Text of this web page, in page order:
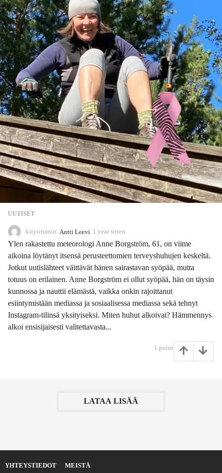
UUTISET
kirjoittanut Antti Leevi 1 year sitten
1
m
o
n
t
s
i
Ylen rakastettu meteorologi Anne Borgström, 61, on viime
aikoina löytänyt itsensä perusteettomien terveyshuhujen keskeltä.
Jotkut uutislähteet väittävät hänen sairastavan syöpää, mutta
totuus on erilainen. Anne Borgström ei ollut syöpää, hän on täysin
kunnossa ja nauttii elämästä, vaikka onkin rajoittanut
esiintymistään mediassa ja sosiaalisessa mediassa sekä tehnyt
Instagram-tilinsä yksityiseksi. Miten huhut alkoivat? Hämmennys
alkoi ensisijaisesti valitettavasta...
1 point
LATAA LISÄÄ
YHTEYSTIEDOT MEISTÄ